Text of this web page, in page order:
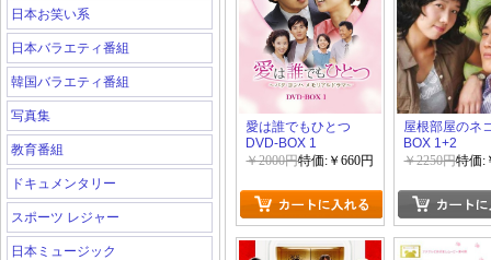
日本お笑い系
日本バラエティ番組
韓国バラエティ番組
写真集
教育番組
ドキュメンタリー
スポーツ レジャー
日本ミュージック
愛は誰でもひとつ
DVD-BOX 1
￥2000円特価:￥660円
屋根部屋のネ
BOX 1+2
￥2250円特価: